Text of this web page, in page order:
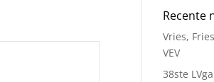
Recente
Vries,
VEV
38ste